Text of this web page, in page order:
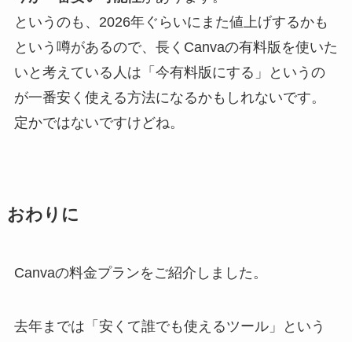
というのも、2026年ぐらいにまた値上げするかも
という噂があるので、長くCanvaの有料版を使いた
いと考えている人は「今有料版にする」というの
が一番安く使える方法になるかもしれないです。
定かではないですけどね。
おわりに
Canvaの料金プランをご紹介しました。
去年までは「安くて誰でも使えるツール」という